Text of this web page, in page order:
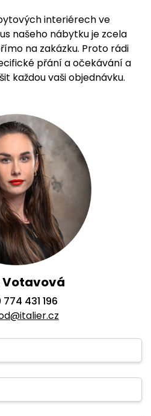
interiérech ve
našeho nábytku je zcela
na zakázku. Proto rádi
přání a očekávání a
každou vaši objednávku.
Votavová
431 196